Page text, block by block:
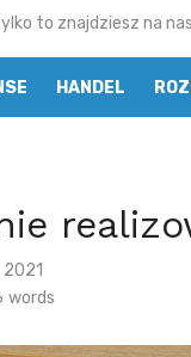
to znajdziesz na
HANDEL
words